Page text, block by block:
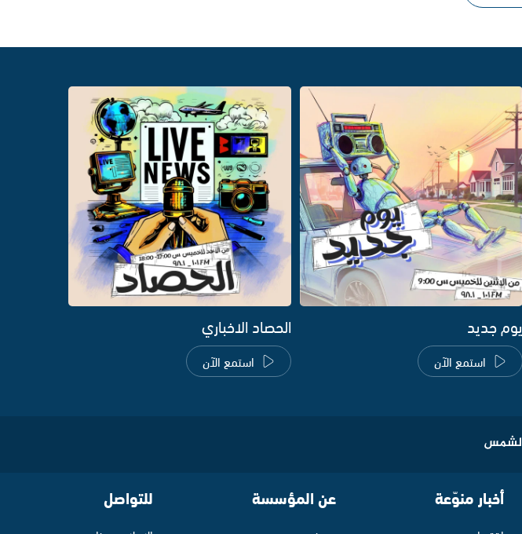
يوم جديد
استمع الآن
الحصاد الاخباري
استمع الآن
أخبار منوّعة عن المؤسسة للتواصل